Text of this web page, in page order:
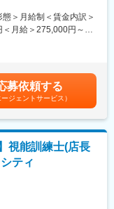
大きい領域で「提供を
ム「Henry」につい
をつくる」をミッショ
制と業務の複雑性・専
業界の業務改善」に現
々は業界として25年ぶ
（クラウド型電子カ
ています。 「中小病院/
を乗り越える礎を作
置、立ち上げ、定期点
とスピード」を守るプ
、機械の解体・組み立
を通じて、現場での
＞月給制＜賃金内訳＞
月給＞275,000円～
月給37万円賃金はあく
下する可能性がありま
。
募依頼する
ージェントサービス）
視能訓練士(店長
ティ